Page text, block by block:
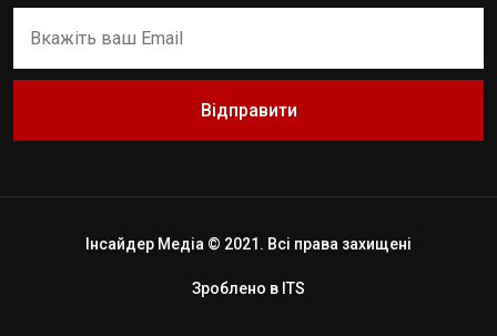
Відправити
Інсайдер Медіа © 2021. Всі права захищені
Зроблено в ITS